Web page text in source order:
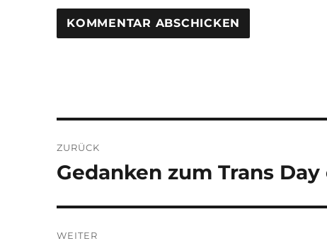
ZURÜCK
Vorheriger
Gedanken zum Trans
WEITER